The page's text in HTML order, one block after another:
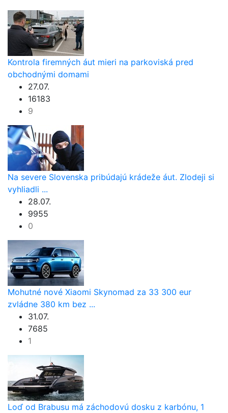
Kontrola firemných áut mieri na parkoviská pred
obchodnými domami
27.07.
16183
9
Na severe Slovenska pribúdajú krádeže áut. Zlodeji si
vyhliadli ...
28.07.
9955
0
Mohutné nové Xiaomi Skynomad za 33 300 eur
zvládne 380 km bez ...
31.07.
7685
1
Loď od Brabusu má záchodovú dosku z karbónu, 1